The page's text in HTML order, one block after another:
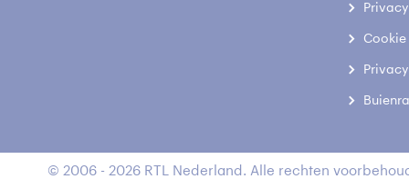
© 2006 - 2026 RTL Nederland. Alle rechten